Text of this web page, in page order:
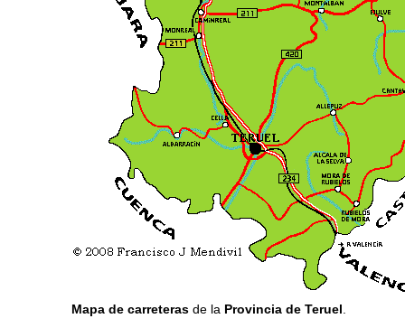
Mapa de carreteras de la Provincia de Teruel